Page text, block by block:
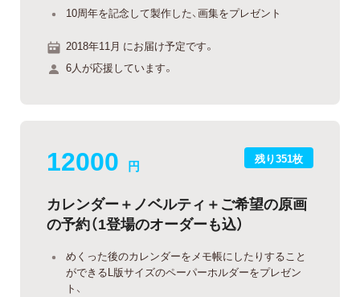
10周年を記念して製作した、画集をプレゼント
2018年11月 にお届け予定です。
6人が応援しています。
残り351枚
12000 円
カレンダー＋ノベルティ＋ご希望の原画
の予約（1登場のオーダーも込）
めくった後のカレンダーをメモ帳にしたりすること
ができるL版サイズのペーパーホルダーをプレゼン
ト、